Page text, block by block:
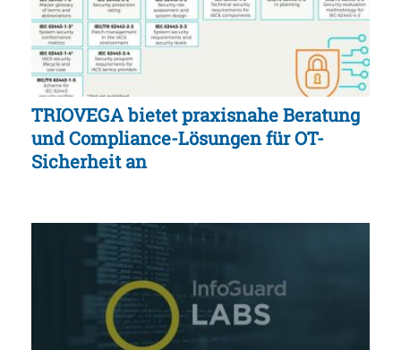
TRIOVEGA bietet praxisnahe Beratung
und Compliance-Lösungen für OT-
Sicherheit an